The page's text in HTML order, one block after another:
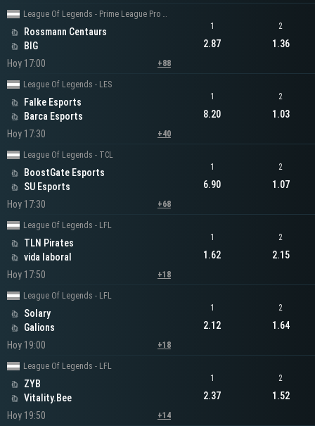
League Of Legends - Prime League Pro Division
Rossmann Centaurs
BIG
Hoy 17:00
+88
1
2.87
2
1.36
League Of Legends - LES
Falke Esports
Barca Esports
Hoy 17:30
+40
1
8.20
2
1.03
League Of Legends - TCL
BoostGate Esports
SU Esports
Hoy 17:30
+68
1
6.90
2
1.07
League Of Legends - LFL
TLN Pirates
vida laboral
Hoy 17:50
+18
1
1.62
2
2.15
League Of Legends - LFL
Solary
Galions
Hoy 19:00
+18
1
2.12
2
1.64
League Of Legends - LFL
ZYB
Vitality.Bee
Hoy 19:50
+14
1
2.37
2
1.52